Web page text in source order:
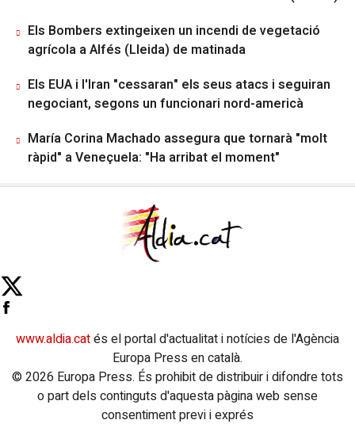
Els Bombers extingeixen un incendi de vegetació
agrícola a Alfés (Lleida) de matinada
Els EUA i l'Iran "cessaran" els seus atacs i seguiran
negociant, segons un funcionari nord-americà
María Corina Machado assegura que tornarà "molt
ràpid" a Veneçuela: "Ha arribat el moment"
www.aldia.catés el portal d'actualitat i notícies de l'Agència
Europa Press en català.
© 2026 Europa Press. És prohibit de distribuir i difondre tots
o part dels continguts d'aquesta pàgina web sense
consentiment previ i exprés